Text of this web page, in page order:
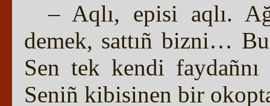
– Aqlı, episi aqlı.
demek, sattıñ bizni…
Sen tek kendi
Seniñ kibisinen bir